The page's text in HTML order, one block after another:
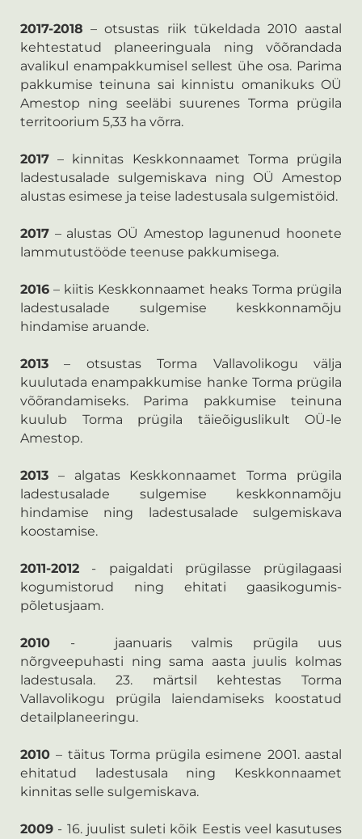
2017-2018 – otsustas riik tükeldada 2010 aastal
kehtestatud planeeringuala ning võõrandada
avalikul enampakkumisel sellest ühe osa. Parima
pakkumise teinuna sai kinnistu omanikuks OÜ
Amestop ning seeläbi suurenes Torma prügila
territoorium 5,33 ha võrra.
2017 – kinnitas Keskkonnaamet Torma prügila
ladestusalade sulgemiskava ning OÜ Amestop
alustas esimese ja teise ladestusala sulgemistöid.
2017 – alustas OÜ Amestop lagunenud hoonete
lammutustööde teenuse pakkumisega.
2016 – kiitis Keskkonnaamet heaks Torma prügila
ladestusalade sulgemise keskkonnamõju
hindamise aruande.
2013 – otsustas Torma Vallavolikogu välja
kuulutada enampakkumise hanke Torma prügila
võõrandamiseks. Parima pakkumise teinuna
kuulub Torma prügila täieõiguslikult OÜ-le
Amestop.
2013 – algatas Keskkonnaamet Torma prügila
ladestusalade sulgemise keskkonnamõju
hindamise ning ladestusalade sulgemiskava
koostamise.
2011-2012 - paigaldati prügilasse prügilagaasi
kogumistorud ning ehitati gaasikogumis-
põletusjaam.
2010 - jaanuaris valmis prügila uus
nõrgveepuhasti ning sama aasta juulis kolmas
ladestusala. 23. märtsil kehtestas Torma
Vallavolikogu prügila laiendamiseks koostatud
detailplaneeringu.
2010– täitus Torma prügila esimene 2001. aastal
ehitatud ladestusala ning Keskkonnaamet
kinnitas selle sulgemiskava.
2009 - 16. juulist suleti kõik Eestis veel kasutuses